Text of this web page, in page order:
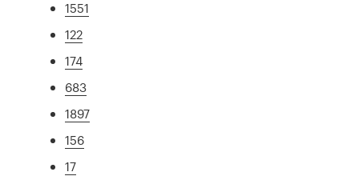
1551
122
174
683
1897
156
17